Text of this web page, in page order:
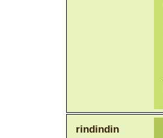
rindindin